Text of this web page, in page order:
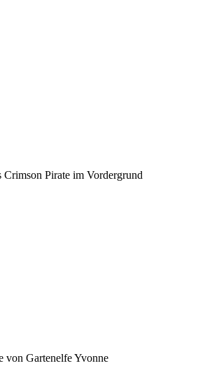
Crimson Pirate im Vordergrund
von Gartenelfe Yvonne